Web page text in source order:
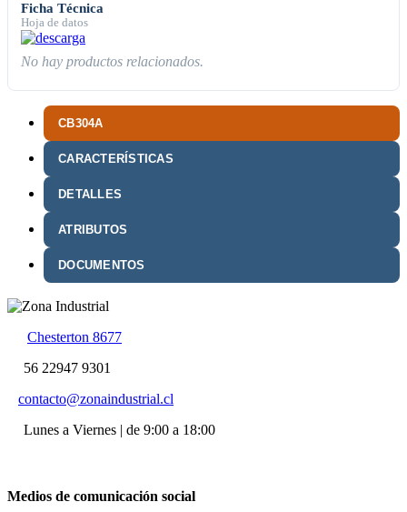
CB304A
CARACTERÍSTICAS
DETALLES
ATRIBUTOS
DOCUMENTOS
Ficha Técnica
Hoja de datos
No hay productos relacionados.
Chesterton 8677
56 22947 9301
contacto@zonaindustrial.cl
Lunes a Viernes | de 9:00 a 18:00
Medios de comunicación social